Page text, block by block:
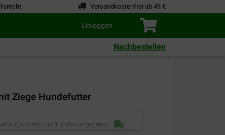
Versandkostenfrei ab 49 €
Einloggen
Nachbestellen
Ziege Hundefutter
sofern nicht anders angegeben